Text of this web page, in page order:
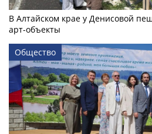
В Алтайском крае у Денисовой
арт-объекты
Общество